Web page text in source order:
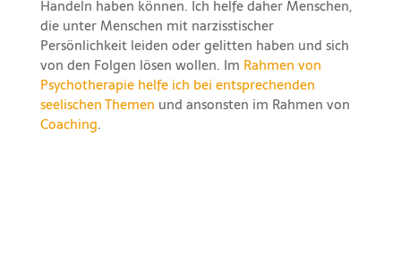
Handeln haben können. Ich helfe daher Menschen,
die unter Menschen mit narzisstischer
Persönlichkeit leiden oder gelitten haben und sich
von den Folgen lösen wollen. Im Rahmen von
Psychotherapie helfe ich bei entsprechenden
seelischen Themen und ansonsten im Rahmen von
Coaching.